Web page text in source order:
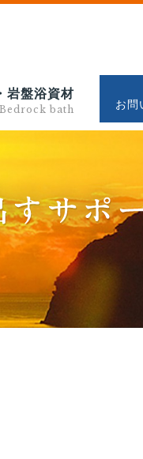
岩盤浴資材
bath お問